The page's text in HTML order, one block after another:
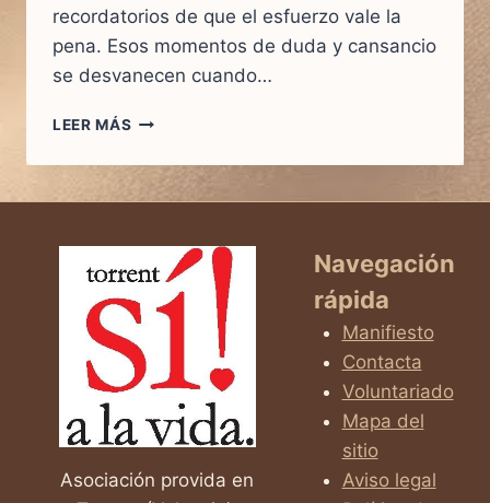
recordatorios de que el esfuerzo vale la
pena. Esos momentos de duda y cansancio
se desvanecen cuando…
LEER MÁS DE
INCERTIDUMBRE
A
Asociación provida en
Navegación
rápida
Manifiesto
Contacta
Voluntariado
Mapa del
sitio
Aviso legal